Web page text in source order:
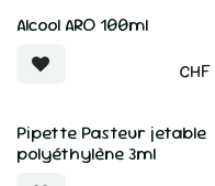
Alcool ARO 100ml
CHF
Pipette Pasteur jetable
polyéthylène 3ml